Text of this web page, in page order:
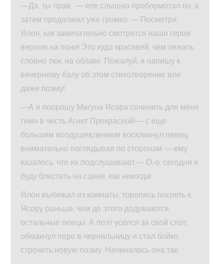
—Да, ты прав…— еле слышно пробормотал он, а
затем продолжил уже громко: — Посмотри,
Ялон, как замечательно смотрятся наши герои
верхом на пони! Это куда красивей, чем лежать,
словно тюк, на облаке. Пожалуй, я напишу к
вечернему балу об этом стихотворение или
даже поэму!
—А я попрошу Мигуна Ясора сочинить для меня
гимн в честь Агнет Прекрасной!— с еще
большим воодушевлением воскликнул певец,
внимательно поглядывая по сторонам — ему
казалось, что их подслушивают.— О-о, сегодня я
буду блистать на сцене, как никогда!
Ялон выбежал из комнаты, торопясь поспеть к
Ясору раньше, чем до этого додумаются
остальные певцы. А поэт уселся за свой стол,
обмакнул перо в чернильницу и стал бойко
строчить новую поэму. Начиналась она так: